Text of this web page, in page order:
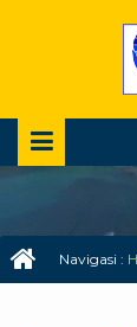
Navigasi :